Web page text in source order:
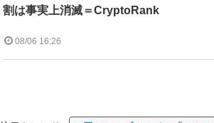
割は事実上消滅＝CryptoRank
08/06 16:26